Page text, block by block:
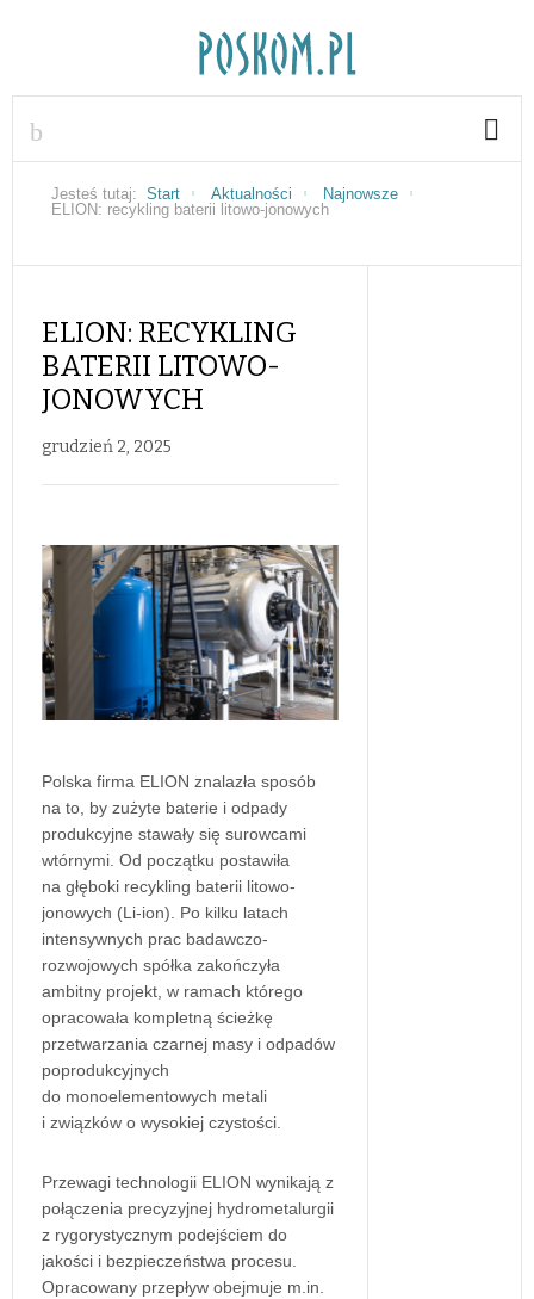
Jesteś tutaj: Start Aktualności
Najnowsze
ELION: recykling baterii litowo-jonowych
ELION: RECYKLING
BATERII LITOWO-
JONOWYCH
grudzień 2, 2025
Polska firma ELION znalazła sposób
na to, by zużyte baterie i odpady
produkcyjne stawały się surowcami
wtórnymi. Od początku postawiła
na głęboki recykling baterii litowo-
jonowych (Li-ion). Po kilku latach
intensywnych prac badawczo-
rozwojowych spółka zakończyła
ambitny projekt, w ramach którego
opracowała kompletną ścieżkę
przetwarzania czarnej masy i odpadów
poprodukcyjnych
do monoelementowych metali
i związków o wysokiej czystości.
Przewagi technologii ELION wynikają z
połączenia precyzyjnej hydrometalurgii
z rygorystycznym podejściem do
jakości i bezpieczeństwa procesu.
Opracowany przepływ obejmuje m.in.